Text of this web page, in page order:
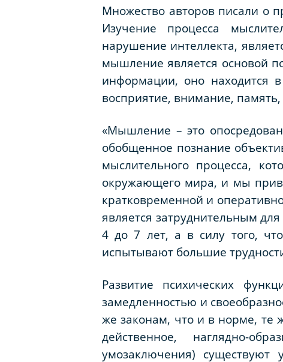
Множество авторов писали о
Изучение процесса
нарушение интеллекта,
мышление является основой
информации, оно находится
восприятие, внимание,
«Мышление – это
обобщенное познание
мыслительного процесса,
окружающего мира, и мы
кратковременной и
является затруднительным
4 до 7 лет, а в силу того,
испытывают большие
Развитие психических
замедленностью и
же законам, что и в норме, те
действенное, наглядно-
умозаключения)